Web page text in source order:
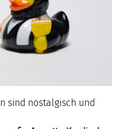
sind nostalgisch und